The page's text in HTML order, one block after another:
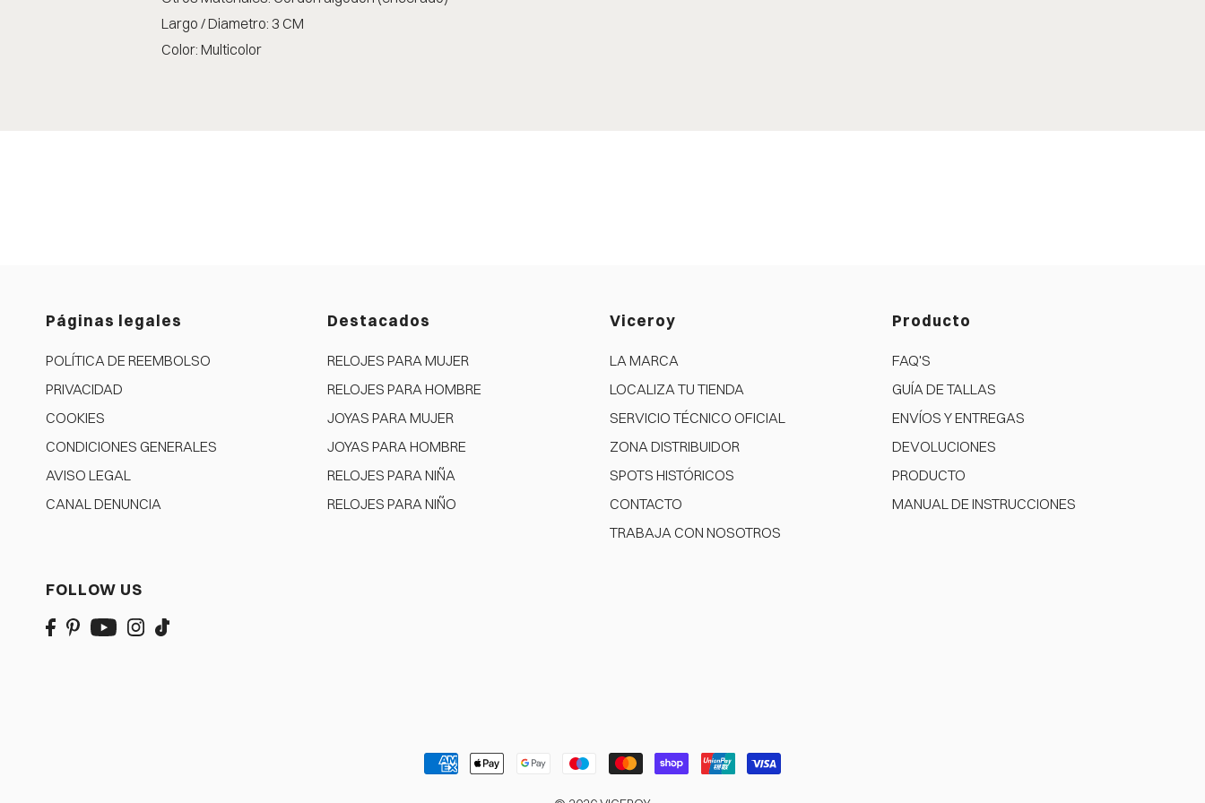
Largo / Diametro: 3 CM
Color: Multicolor
Páginas legales
POLÍTICA DE REEMBOLSO
PRIVACIDAD
COOKIES
CONDICIONES GENERALES
AVISO LEGAL
CANAL DENUNCIA
Destacados
RELOJES PARA MUJER
RELOJES PARA HOMBRE
JOYAS PARA MUJER
JOYAS PARA HOMBRE
RELOJES PARA NIÑA
RELOJES PARA NIÑO
Viceroy
LA MARCA
LOCALIZA TU TIENDA
SERVICIO TÉCNICO OFICIAL
ZONA DISTRIBUIDOR
SPOTS HISTÓRICOS
CONTACTO
TRABAJA CON NOSOTROS
Producto
FAQ'S
GUÍA DE TALLAS
ENVÍOS Y ENTREGAS
DEVOLUCIONES
PRODUCTO
MANUAL DE INSTRUCCIONES
FOLLOW US